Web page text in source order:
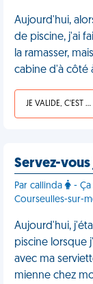
Aujourd'hui,
de piscine, j'ai
la ramasser,
cabine d'à côté
JE VALIDE, C'EST UNE VDM
Servez-vous
Par callinda
-
Courseulles-sur-
Aujourd'hui,
piscine lorsque
avec ma
mienne chez